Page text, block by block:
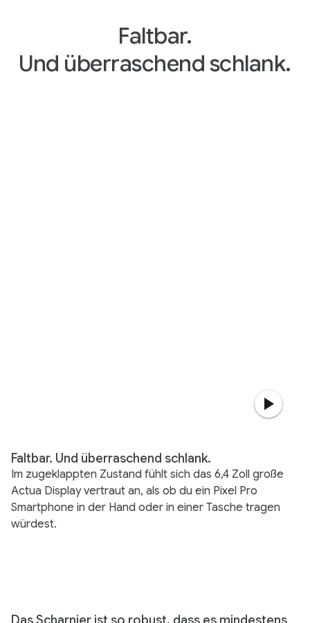
Faltbar.
Und überraschend schlank.
Faltbar. Und überraschend schlank.
Im zugeklappten Zustand fühlt sich das 6,4 Zoll große
Actua Display vertraut an, als ob du ein Pixel Pro
Smartphone in der Hand oder in einer Tasche tragen
würdest.